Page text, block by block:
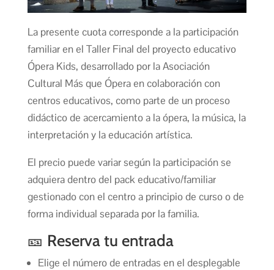
La presente cuota corresponde a la participación
familiar en el Taller Final del proyecto educativo
Ópera Kids, desarrollado por la Asociación
Cultural Más que Ópera en colaboración con
centros educativos, como parte de un proceso
didáctico de acercamiento a la ópera, la música, la
interpretación y la educación artística.
El precio puede variar según la participación se
adquiera dentro del pack educativo/familiar
gestionado con el centro a principio de curso o de
forma individual separada por la familia.
🎫 Reserva tu entrada
Elige el número de entradas en el desplegable